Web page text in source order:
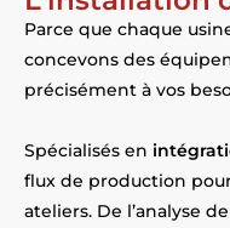
Parce que chaque
concevons des
précisément à vos
Spécialisés en
flux de production
ateliers. De l’analyse